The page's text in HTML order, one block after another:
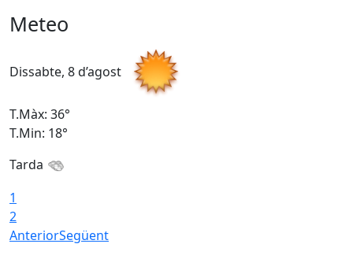
Meteo
Dissabte, 8 d’agost
T.Màx: 36°
T.Min: 18°
Tarda
1
2
AnteriorSegüent